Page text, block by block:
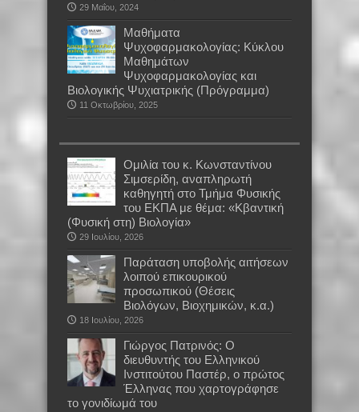
29 Μαΐου, 2024
Mαθήματα
Ψυχοφαρμακολογίας: Κύκλου
Mαθημάτων
Ψυχοφαρμακολογίας και
Βιολογικής Ψυχιατρικής (Πρόγραμμα)
11 Οκτωβρίου, 2025
Oμιλία του κ. Κωνσταντίνου
Σιμσερίδη, αναπληρωτή
καθηγητή στο Τμήμα Φυσικής
του ΕΚΠΑ με θέμα: «Κβαντική
(Φυσική στη) Βιολογία»
29 Ιουλίου, 2026
Παράταση υποβολής αιτήσεων
λοιπού επικουρικού
προσωπικού (Θέσεις
Βιολόγων, Βιοχημικών, κ.α.)
18 Ιουλίου, 2026
Γιώργος Πατρινός: Ο
διευθυντής του Ελληνικού
Ινστιτούτου Παστέρ, ο πρώτος
Έλληνας που χαρτογράφησε
το γονιδίωμά του